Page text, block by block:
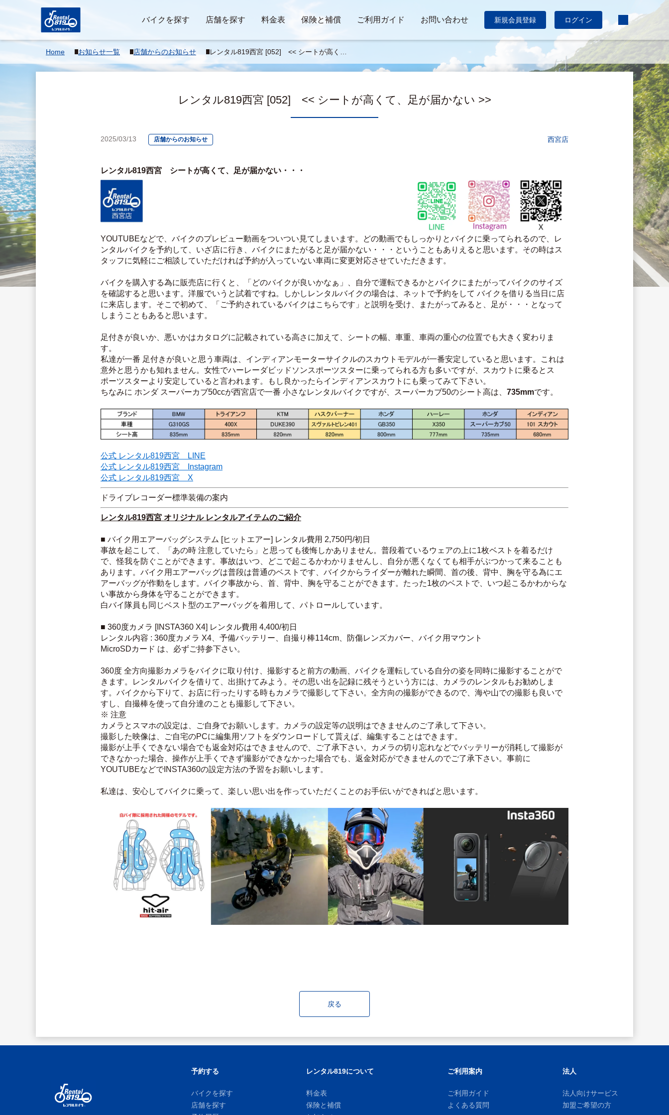
バイクを探す 店舗を探す 料金表 保険と補償 ご利用ガイド お問い合わせ 新規会員登録 ログイン
Home お知らせ一覧 店舗からのお知らせ
レンタル819西宮 [052] << シートが高く
て、足が届かない >>
レンタル819西宮 [052] << シートが高くて、足が届かない >>
2025/03/13 店舗からのお知らせ 西宮店
レンタル819西宮　シートが高くて、足が届かない・・・
YOUTUBEなどで、バイクのプレビュー動画をついつい見てしまいます。どの動画でもしっかりとバイクに乗ってられるので、レ
ンタルバイクを予約して、いざ店に行き、バイクにまたがると足が届かない・・・ということもありえると思います。その時はス
タッフに気軽にご相談していただければ予約が入っていない車両に変更対応させていただきます。
バイクを購入する為に販売店に行くと、「どのバイクが良いかなぁ」、自分で運転できるかとバイクにまたがってバイクのサイズ
を確認すると思います。洋服でいうと試着ですね。しかしレンタルバイクの場合は、ネットで予約をして バイクを借りる当日に店
に来店します。そこで初めて、「ご予約されているバイクはこちらです」と説明を受け、またがってみると、足が・・・となって
しまうこともあると思います。
足付きが良いか、悪いかはカタログに記載されている高さに加えて、シートの幅、車重、車両の重心の位置でも大きく変わりま
す。
私達が一番 足付きが良いと思う車両は、インディアンモーターサイクルのスカウトモデルが一番安定していると思います。これは
意外と思うかも知れません。女性でハーレーダビッドソンスポーツスターに乗ってられる方も多いですが、スカウトに乗るとス
ポーツスターより安定していると言われます。もし良かったらインディアンスカウトにも乗ってみて下さい。
ちなみに ホンダ スーパーカブ50ccが西宮店で一番 小さなレンタルバイクですが、スーパーカブ50のシート高は、 735mmです。
公式 レンタル819西宮　LINE
公式 レンタル819西宮　Instagram
公式 レンタル819西宮　X
ドライブレコーダー標準装備の案内
レンタル819西宮 オリジナル レンタルアイテムのご紹介
■ バイク用エアーバッグシステム [ヒットエアー] レンタル費用 2,750円/初日
事故を起こして、「あの時 注意していたら」と思っても後悔しかありません。普段着ているウェアの上に1枚ベストを着るだけ
で、怪我を防ぐことができます。事故はいつ、どこで起こるかわかりませんし、自分が悪くなくても相手がぶつかって来ることも
あります。バイク用エアーバッグは普段は普通のベストです、バイクからライダーが離れた瞬間、首の後、背中、胸を守る為にエ
アーバッグが作動をします。バイク事故から、首、背中、胸を守ることができます。たった1枚のベストで、いつ起こるかわからな
い事故から身体を守ることができます。
白バイ隊員も同じベスト型のエアーバッグを着用して、パトロールしています。
■ 360度カメラ [INSTA360 X4] レンタル費用 4,400/初日
レンタル内容 : 360度カメラ X4、予備バッテリー、自撮り棒114cm、防傷レンズカバー、バイク用マウント
MicroSDカード は、必ずご持参下さい。
360度 全方向撮影カメラをバイクに取り付け、撮影すると前方の動画、バイクを運転している自分の姿を同時に撮影することがで
きます。レンタルバイクを借りて、出掛けてみよう。その思い出を記録に残そうという方には、カメラのレンタルもお勧めしま
す。バイクから下りて、お店に行ったりする時もカメラで撮影して下さい。全方向の撮影ができるので、海や山での撮影も良いで
すし、自撮棒を使って自分達のことも撮影して下さい。
※ 注意
カメラとスマホの設定は、ご自身でお願いします。カメラの設定等の説明はできませんのご了承して下さい。
撮影した映像は、ご自宅のPCに編集用ソフトをダウンロードして貰えば、編集することはできます。
撮影が上手くできない場合でも返金対応はできませんので、ご了承下さい。カメラの切り忘れなどでバッテリーが消耗して撮影が
できなかった場合、操作が上手くできず撮影ができなかった場合でも、返金対応ができませんのでご了承下さい。事前に
YOUTUBEなどでINSTA360の設定方法の予習をお願いします。
私達は、安心してバイクに乗って、楽しい思い出を作っていただくことのお手伝いができればと思います。
戻る
予約する
バイクを探す
店舗を探す
レンタル819について
料金表
保険と補償
ご利用案内
ご利用ガイド
よくある質問
法人
法人向けサービス
加盟ご希望の方